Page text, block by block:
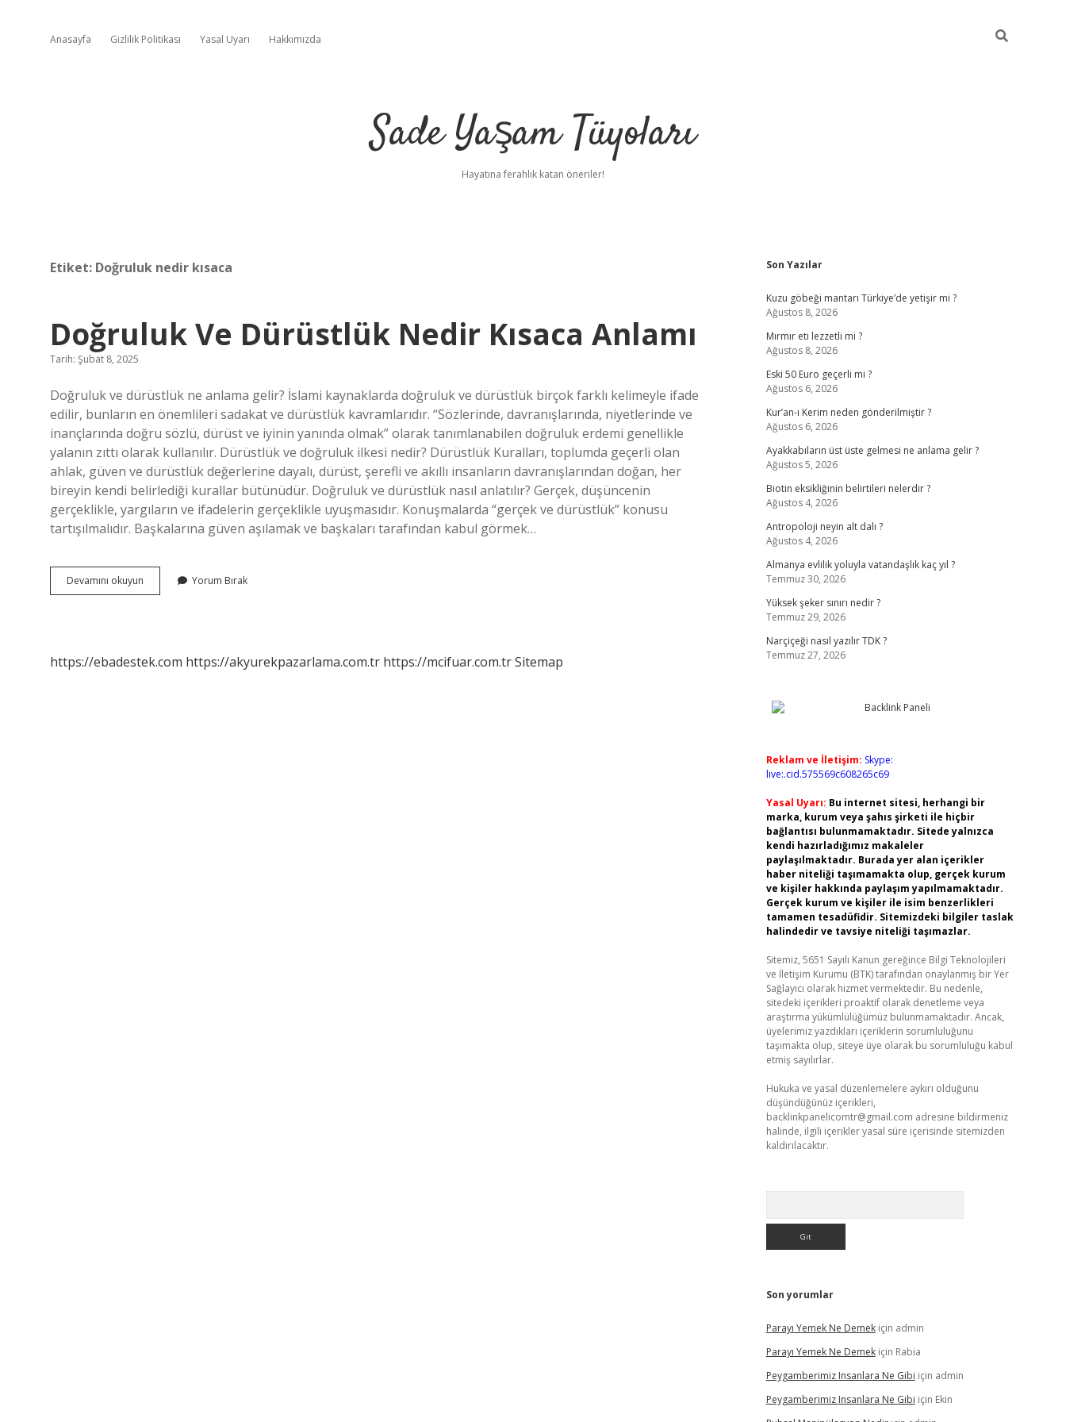
Anasayfa Gizlilik Politikası Yasal Uyarı Hakkımızda
Sade Yaşam Tüyoları
Hayatına ferahlık katan öneriler!
Etiket: Doğruluk nedir kısaca
Doğruluk Ve Dürüstlük Nedir Kısaca Anlamı
Tarih: Şubat 8, 2025
Doğruluk ve dürüstlük ne anlama gelir? İslami kaynaklarda doğruluk ve dürüstlük birçok farklı kelimeyle ifade
edilir, bunların en önemlileri sadakat ve dürüstlük kavramlarıdır. “Sözlerinde, davranışlarında, niyetlerinde ve
inançlarında doğru sözlü, dürüst ve iyinin yanında olmak” olarak tanımlanabilen doğruluk erdemi genellikle
yalanın zıttı olarak kullanılır. Dürüstlük ve doğruluk ilkesi nedir? Dürüstlük Kuralları, toplumda geçerli olan
ahlak, güven ve dürüstlük değerlerine dayalı, dürüst, şerefli ve akıllı insanların davranışlarından doğan, her
bireyin kendi belirlediği kurallar bütünüdür. Doğruluk ve dürüstlük nasıl anlatılır? Gerçek, düşüncenin
gerçeklikle, yargıların ve ifadelerin gerçeklikle uyuşmasıdır. Konuşmalarda “gerçek ve dürüstlük” konusu
tartışılmalıdır. Başkalarına güven aşılamak ve başkaları tarafından kabul görmek…
Devamını okuyun Doğruluk
Ve
Yorum Bırak
https://ebadestek.com https://akyurekpazarlama.com.tr https://mcifuar.com.trSitemap
Sidebar
Son Yazılar
Kuzu göbeği mantarı Türkiye’de yetişir mi ?
Ağustos 8, 2026
Mırmır eti lezzetli mi ?
Ağustos 8, 2026
Eski 50 Euro geçerli mi ?
Ağustos 6, 2026
Kur’an-ı Kerim neden gönderilmiştir ?
Ağustos 6, 2026
Ayakkabıların üst üste gelmesi ne anlama gelir ?
Ağustos 5, 2026
Biotin eksikliğinin belirtileri nelerdir ?
Ağustos 4, 2026
Antropoloji neyin alt dalı ?
Ağustos 4, 2026
Almanya evlilik yoluyla vatandaşlık kaç yıl ?
Temmuz 30, 2026
Yüksek şeker sınırı nedir ?
Temmuz 29, 2026
Narçiçeği nasıl yazılır TDK ?
Temmuz 27, 2026
Reklam ve İletişim: Skype:
live:.cid.575569c608265c69
Yasal Uyarı: Bu internet sitesi, herhangi bir
marka, kurum veya şahıs şirketi ile hiçbir
bağlantısı bulunmamaktadır. Sitede yalnızca
kendi hazırladığımız makaleler
paylaşılmaktadır. Burada yer alan içerikler
haber niteliği taşımamakta olup, gerçek kurum
ve kişiler hakkında paylaşım yapılmamaktadır.
Gerçek kurum ve kişiler ile isim benzerlikleri
tamamen tesadüfidir. Sitemizdeki bilgiler taslak
halindedir ve tavsiye niteliği taşımazlar.
Sitemiz, 5651 Sayılı Kanun gereğince Bilgi Teknolojileri
ve İletişim Kurumu (BTK) tarafından onaylanmış bir Yer
Sağlayıcı olarak hizmet vermektedir. Bu nedenle,
sitedeki içerikleri proaktif olarak denetleme veya
araştırma yükümlülüğümüz bulunmamaktadır. Ancak,
üyelerimiz yazdıkları içeriklerin sorumluluğunu
taşımakta olup, siteye üye olarak bu sorumluluğu kabul
etmiş sayılırlar.
Hukuka ve yasal düzenlemelere aykırı olduğunu
düşündüğünüz içerikleri,
backlinkpanelicomtr@gmail.com adresine bildirmeniz
halinde, ilgili içerikler yasal süre içerisinde sitemizden
kaldırılacaktır.
Son yorumlar
Parayı Yemek Ne Demekiçin admin
Parayı Yemek Ne Demekiçin Rabia
Peygamberimiz Insanlara Ne Gibi için admin
Peygamberimiz Insanlara Ne Gibi için Ekin